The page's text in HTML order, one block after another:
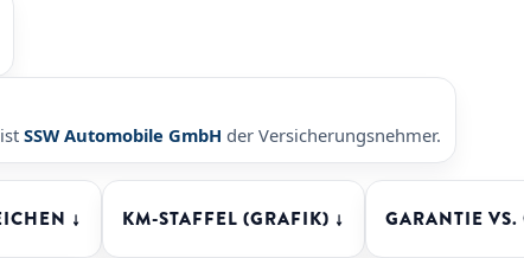
SSW Automobile GmbH der Versicherungsnehmer.
↓ KM-STAFFEL (GRAFIK) ↓ GARANTIE